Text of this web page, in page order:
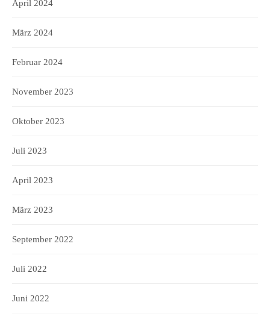
April 2024
März 2024
Februar 2024
November 2023
Oktober 2023
Juli 2023
April 2023
März 2023
September 2022
Juli 2022
Juni 2022